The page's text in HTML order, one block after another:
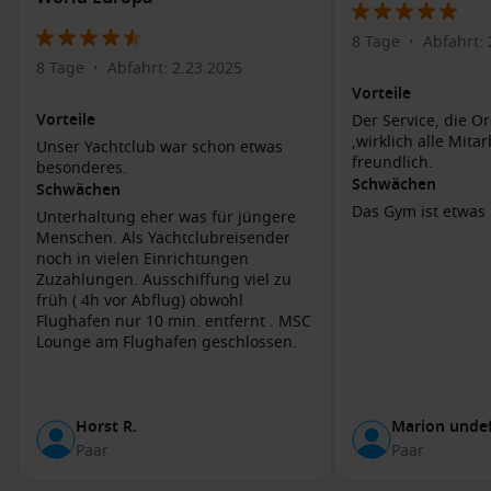
interessante Reise in die Geschichte des Landes bieten.
Genießen Sie einen Spaziergang durch die Altstadt
Schlendern Sie durch die engen Gassen mit bunten Türen
Geschäfte, die einheimische Handwerkskunst verkaufen.
Machen Sie einen
: Erkunden Sie
die berühmten Häfen von Valletta und genießen Sie die
Aussicht auf die beeindruckende Skyline der Stadt und die
stimmungsvollen Festungsmauern.
Genießen Sie dielokale maltesische Küche
traditionelle Gerichte wie Fenek (Kaninchen) oder Pastizzi
in einem der vielen Restaurants und genießen Sie die
Gastronomie von Malta.
Wenn Ihre Kreuzfahrt Valletta ansteuert, könnten auch die
folgenden Häfen Teil Ihrer Reiseroute sein:
8 Tage • Abfahrt: 2.23.2025
Vorteile
Unser Yachtclub war schon etwas
besonderes.
Schwächen
Unterhaltung eher was für jüngere
Menschen. Als Yachtclubreisender
noch in vielen Einrichtungen
Zuzahlungen. Ausschiffung viel zu
früh ( 4h vor Abflug) obwohl
Flughafen nur 10 min. entfernt . MSC
Lounge am Flughafen geschlossen.
Horst R.
Paar
8 Tage • Abfahrt:
Vorteile
Der Service, die
,wirklich alle
freundlich.
Schwächen
Das Gym ist
Marion
Paar